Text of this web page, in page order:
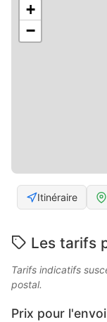
+
−
Itinéraire
Les tarifs
Tarifs indicatifs
postal.
Prix pour